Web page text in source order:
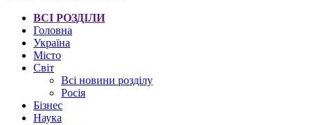
ВСІ РОЗДІЛИ
Головна
Україна
Місто
Світ
Всі новини розділу
Росія
Бізнес
Наука